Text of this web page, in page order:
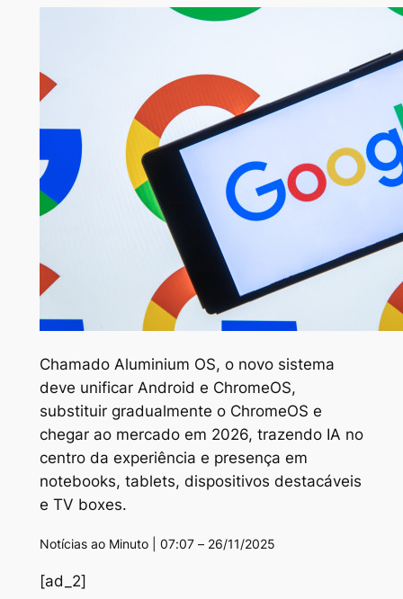
Chamado Aluminium OS, o novo sistema
deve unificar Android e ChromeOS,
substituir gradualmente o ChromeOS e
chegar ao mercado em 2026, trazendo IA no
centro da experiência e presença em
notebooks, tablets, dispositivos destacáveis
e TV boxes.
Notícias ao Minuto | 07:07 – 26/11/2025
[ad_2]